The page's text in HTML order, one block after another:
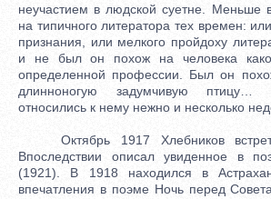
неучастием в людской суетне. Меньше
на типичного литератора тех времен:
признания, или мелкого пройдоху
и не был он похож на человека
определенной профессии. Был он
длинноногую задумчивую птицу…
относились к нему нежно и несколько
Октябрь 1917 Хлебников
Впоследствии описал увиденное в
(1921). В 1918 находился в
впечатления в поэме Ночь перед